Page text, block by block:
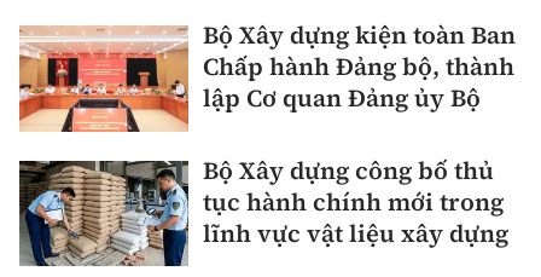
Lối sống
Ẩm thực
Khám phá
Camera giao thông
Câu chuyện giao thông
Giải trí - Thể thao
Cơ quan chủ quản: Bộ Xây dựng
Giấy phép số: 03/GP-BVHTTDL, cấp ngày 1/4/2025.
Tòa soạn: Số 2 Nguyễn Công Hoan, phường Giảng Võ,
Hà Nội.
Bộ Xây dựng kiện toàn Ban
Chấp hành Đảng bộ, thành
lập Cơ quan Đảng ủy Bộ
Bộ Xây dựng công bố thủ
tục hành chính mới trong
lĩnh vực vật liệu xây dựng